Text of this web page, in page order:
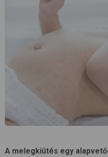
A melegkiütés egy